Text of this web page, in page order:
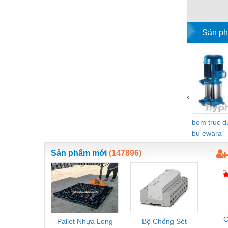
Thiết bị công nghiệp
Thiết bị công trình
Thiết bị điện
Thiết bị giáo dục
Thiết bị khác
Sản
bom truc
bu ewara
‹
Sản phẩm mới (147896)
Pallet Nhựa Long
Bộ Chống Sét
Rơ